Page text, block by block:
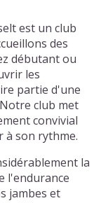
est un club
des
débutant ou
les
partie d'une
club met
convivial
à son rythme.
la
l'endurance
jambes et